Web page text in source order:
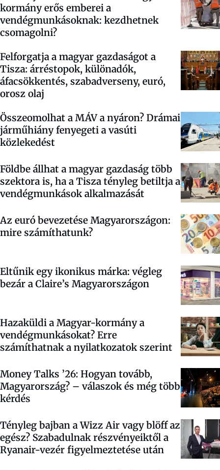
kormány erős emberei a
vendégmunkásoknak: kezdhetnek
csomagolni?
Felforgatja a magyar gazdaságot a
Tisza: árréstopok, különadók,
áfacsökkentés, szabadverseny, euró,
orosz olaj
Összeomolhat a MÁV a nyáron? Drámai
járműhiány fenyegeti a vasúti
közlekedést
Földbe állhat a magyar gazdaság több
szektora is, ha a Tisza tényleg betiltja a
vendégmunkások alkalmazását
Az euró bevezetése Magyarországon:
mire számíthatunk?
Eltűnik egy ikonikus márka: végleg
bezár a Claire’s Magyarországon
Hazaküldi a Magyar-kormány a
vendégmunkásokat? Erre
számíthatnak a nyilatkozatok szerint
Money Talks ’26: Hogyan tovább,
Magyarország? – válaszok és még több
kérdés
Tényleg bajban a Wizz Air vagy blöff az
egész? Szabadulnak részvényeiktől a
Ryanair-vezér figyelmeztetése után